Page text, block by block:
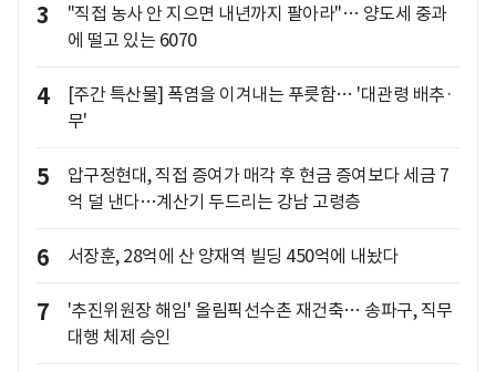
3
"직접 농사 안 지으면 내년까지 팔아라"… 양도세 중과
에 떨고 있는 6070
4
[주간 특산물] 폭염을 이겨내는 푸릇함… '대관령 배추·
무'
5
압구정현대, 직접 증여가 매각 후 현금 증여보다 세금 7
억 덜 낸다…계산기 두드리는 강남 고령층
6 서장훈, 28억에 산 양재역 빌딩 450억에 내놨다
7
'추진위원장 해임' 올림픽선수촌 재건축… 송파구, 직무
대행 체제 승인